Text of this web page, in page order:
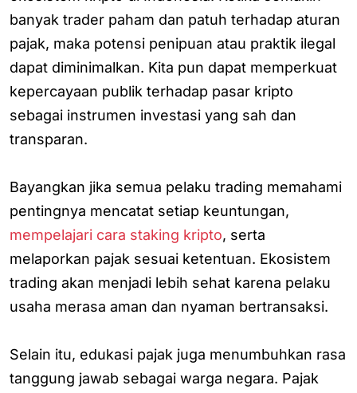
banyak trader paham dan patuh terhadap aturan
pajak, maka potensi penipuan atau praktik ilegal
dapat diminimalkan. Kita pun dapat memperkuat
kepercayaan publik terhadap pasar kripto
sebagai instrumen investasi yang sah dan
transparan.
Bayangkan jika semua pelaku trading memahami
pentingnya mencatat setiap keuntungan,
mempelajari cara staking kripto, serta
melaporkan pajak sesuai ketentuan. Ekosistem
trading akan menjadi lebih sehat karena pelaku
usaha merasa aman dan nyaman bertransaksi.
Selain itu, edukasi pajak juga menumbuhkan rasa
tanggung jawab sebagai warga negara. Pajak